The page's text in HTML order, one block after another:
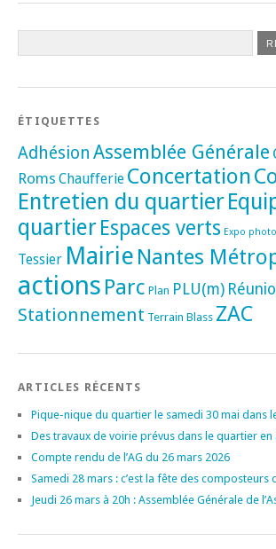
ÉTIQUETTES
Adhésion Assemblée Générale
Roms Chaufferie Concertation
Entretien du quartier
quartierEspaces verts Expo
Tessier Mairie Nantes
actions Parc Plan PLU(m)
Stationnement Terrain Blass ZAC
ARTICLES RÉCENTS
Pique-nique du quartier le samedi 30 mai dans
Des travaux de voirie prévus dans le quartier en
Compte rendu de l’AG du 26 mars 2026
Samedi 28 mars : c’est la fête des composteurs
Jeudi 26 mars à 20h : Assemblée Générale de